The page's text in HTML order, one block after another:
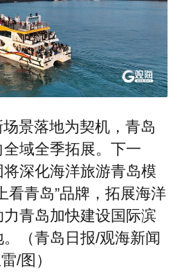
景落地为契机，青岛
域全季拓展。下一
深化海洋旅游青岛模
看青岛”品牌，拓展海洋
青岛加快建设国际滨
（青岛日报/观海新闻
/图）